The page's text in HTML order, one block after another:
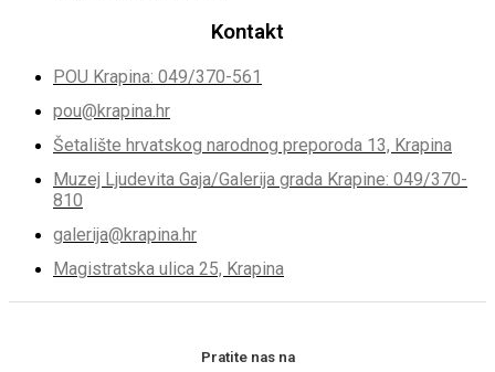
Kontakt
POU Krapina: 049/370-561
pou@krapina.hr
Šetalište hrvatskog narodnog preporoda 13, Krapina
Muzej Ljudevita Gaja/Galerija grada Krapine: 049/370-
810
galerija@krapina.hr
Magistratska ulica 25, Krapina
Pratite nas na